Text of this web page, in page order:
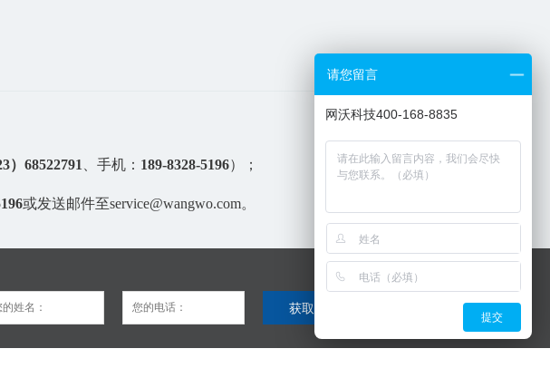
）68522791 、手机： 189-8328-5196）；
或发送邮件至service@wangwo.com。
请您留言
网沃科技400-168-8835
提交